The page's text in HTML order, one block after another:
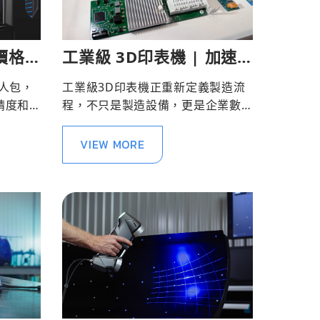
格與
印
包，
度和
工業級 3D印表機 | 加速
研發到量產應用的關鍵利
器
工業級3D印表機正重新定義製造流
程，不只是製造設備，更是企業數
位轉型的加速引擎，不僅帶來更高
效能，更能提升市場競爭力。
VIEW MORE